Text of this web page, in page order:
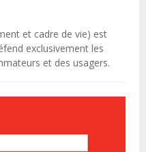
et cadre de vie) est
exclusivement les
et des usagers.